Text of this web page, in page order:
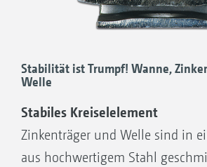
Stabilität ist Trumpf! Wanne,
Welle
Stabiles Kreiselelement
Zinkenträger und Welle sind in
aus hochwertigem Stahl